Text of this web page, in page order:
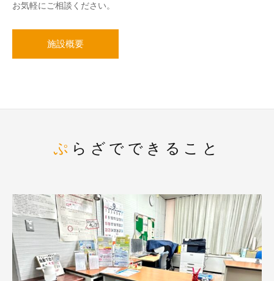
お気軽にご相談ください。
施設概要
ぷらざでできること